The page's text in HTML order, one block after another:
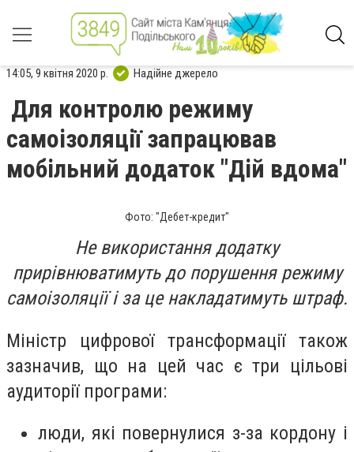
14:05, 9 квітня 2020 р. Надійне джерело
Для контролю режиму
самоізоляції запрацював
мобільний додаток "Дій вдома"
Фото: "Дебет-кредит"
Не використання додатку
прирівнюватимуть до порушення режиму
самоізоляції і за це накладатимуть штраф.
Міністр цифрової трансформації також
зазначив, що на цей час є три цільові
аудиторії програми:
люди, які повернулися з-за кордону і